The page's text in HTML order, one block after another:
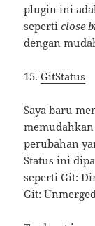
plugin ini
seperticlose
dengan
15.GitStatus
Saya baru
perubahan
Status ini
seperti Git:
Git: